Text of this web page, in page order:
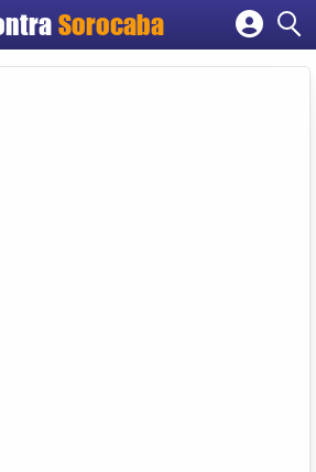
Sorocaba
Cadastrar empresa